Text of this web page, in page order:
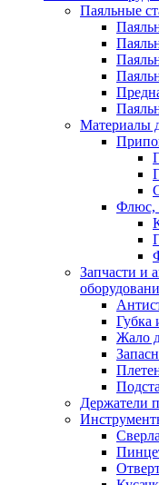
Паяльные
Материалы
Флюс,
Запчасти и
Губка
Жало
Держатели
Сверла